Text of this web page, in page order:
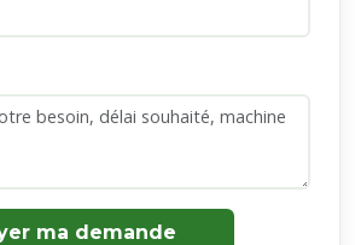
ma demande